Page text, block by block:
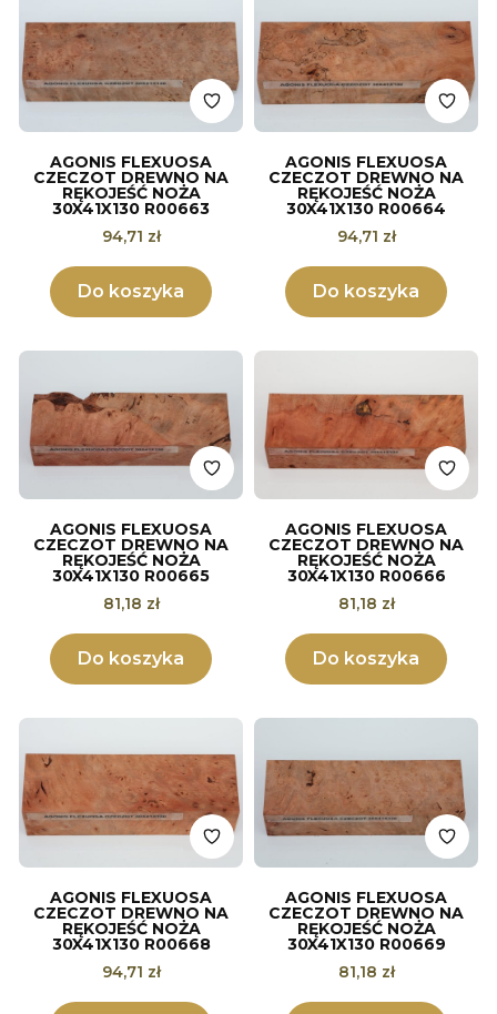
AGONIS FLEXUOSA
CZECZOT DREWNO NA
RĘKOJEŚĆ NOŻA
30X41X130 R00663
Cena
94,71 zł
Do koszyka
AGONIS FLEXUOSA
CZECZOT DREWNO NA
RĘKOJEŚĆ NOŻA
30X41X130 R00664
Cena
94,71 zł
Do koszyka
AGONIS FLEXUOSA
CZECZOT DREWNO NA
RĘKOJEŚĆ NOŻA
30X41X130 R00665
Cena
81,18 zł
Do koszyka
AGONIS FLEXUOSA
CZECZOT DREWNO NA
RĘKOJEŚĆ NOŻA
30X41X130 R00666
Cena
81,18 zł
Do koszyka
AGONIS FLEXUOSA
CZECZOT DREWNO NA
RĘKOJEŚĆ NOŻA
30X41X130 R00668
Cena
94,71 zł
AGONIS FLEXUOSA
CZECZOT DREWNO NA
RĘKOJEŚĆ NOŻA
30X41X130 R00669
Cena
81,18 zł